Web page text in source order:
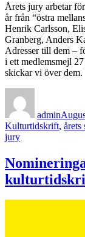
Årets jury arbetar
år från “östra
Henrik Carlsson,
Granberg, Anders
Adresser till dem –
i ett medlemsmejl
skickar vi över dem.
admin
Kulturtidskrift, årets
jury